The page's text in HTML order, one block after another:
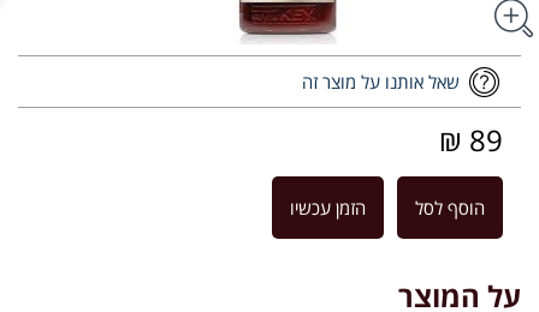
שאל אותנו על מוצר זה
89 ₪
הוסף לסל הזמן עכשיו
על המוצר